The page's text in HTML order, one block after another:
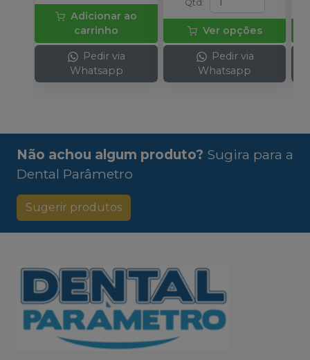
Adicionar ao
carrinho
Pedir via
Whatsapp
Qtd:
Ver opções
Pedir via
Whatsapp
Não achou algum produto? Sugira para a
Dental Parâmetro
Sugerir produtos